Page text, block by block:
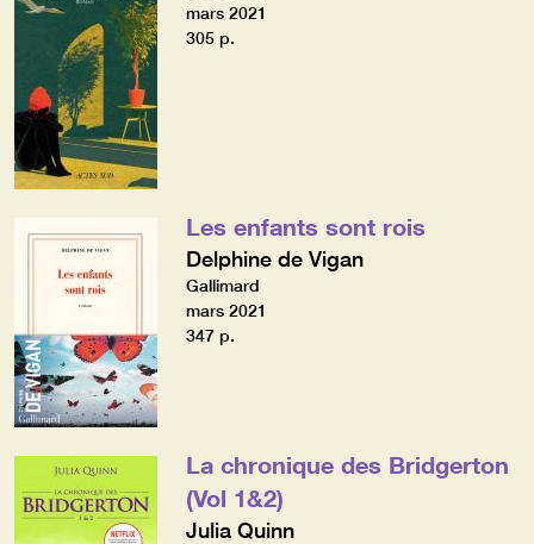
mars 2021
305 p.
Les enfants sont rois
Delphine de Vigan
Gallimard
mars 2021
347 p.
La chronique des Bridgerton
(Vol 1&2)
Julia Quinn